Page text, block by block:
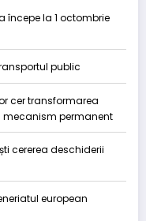
începe la 1 octombrie
public
cer transformarea
mecanism permanent
cererea deschiderii
european